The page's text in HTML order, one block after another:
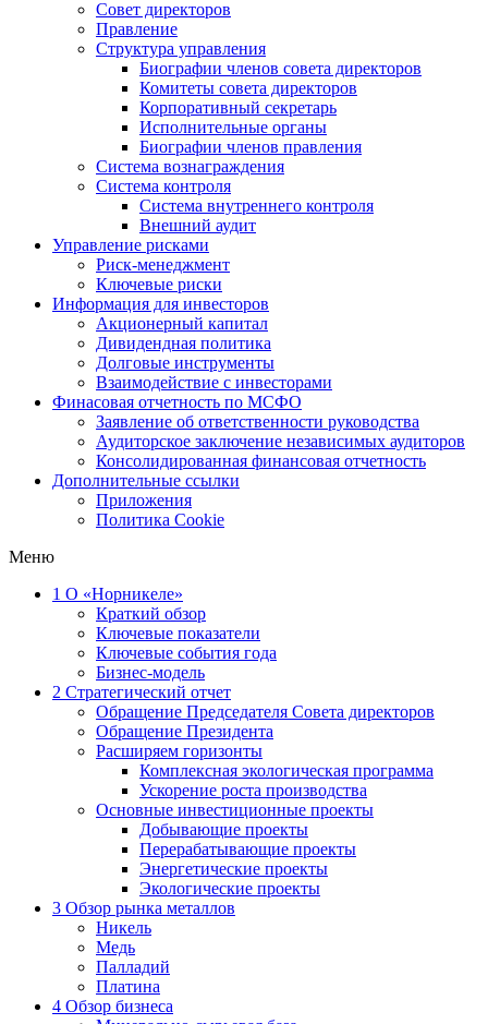
Совет директоров
Правление
Структура управления
Биографии членов совета директоров
Комитеты совета директоров
Корпоративный секретарь
Исполнительные органы
Биографии членов правления
Система вознаграждения
Система контроля
Система внутреннего контроля
Внешний аудит
Управление рисками
Риск-менеджмент
Ключевые риски
Информация для инвесторов
Акционерный капитал
Дивидендная политика
Долговые инструменты
Взаимодействие с инвеcторами
Финасовая отчетность по МСФО
Заявление об ответственности руководства
Аудиторское заключение независимых аудиторов
Консолидированная финансовая отчетность
Дополнительные ссылки
Приложения
Политика Cookie
Меню
1 О «Норникеле»
Краткий обзор
Ключевые показатели
Ключевые события года
Бизнес-модель
2 Стратегический отчет
Обращение Председателя Совета директоров
Обращение Президента
Расширяем горизонты
Комплексная экологическая программа
Ускорение роста производства
Основные инвестиционные проекты
Добывающие проекты
Перерабатывающие проекты
Энергетические проекты
Экологические проекты
3 Обзор рынка металлов
Никель
Медь
Палладий
Платина
4 Обзор бизнеса